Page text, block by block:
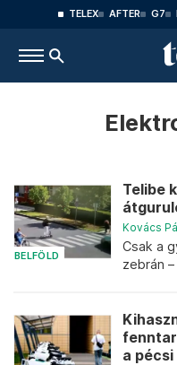
TELEX AFTER G7
BELFÖLD
Telibe
Kovács
Csak a
zebrán
a